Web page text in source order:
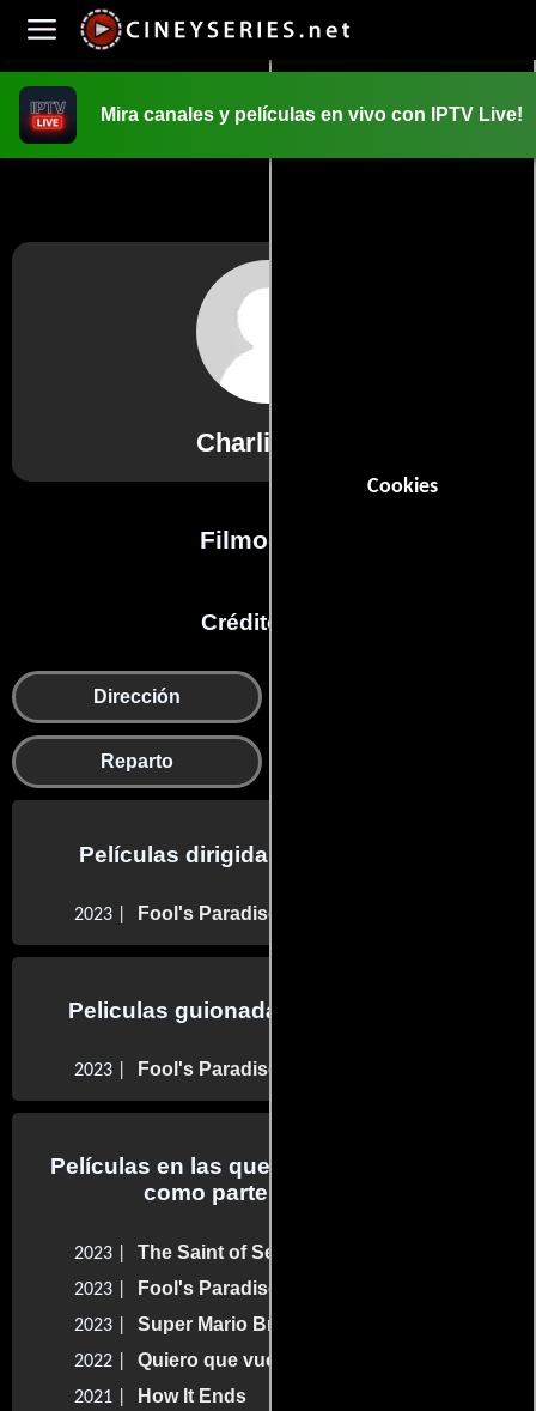
Cookies
Mira canales y películas en vivo con IPTV Live!
Charlie Day
Filmografía
Créditos en:
Dirección
Reparto
Películas dirigidas por Charlie Day
2023 | Fool's Paradise
Peliculas guionadas por Charlie Day
2023 | Fool's Paradise
Películas en las que Charlie Day trabajo
como parte del reparto
2023 | The Saint of Second Chances
2023 | Fool's Paradise
2023 | Super Mario Bros.: La película
2022 | Quiero que vuelvas
2021 | How It Ends